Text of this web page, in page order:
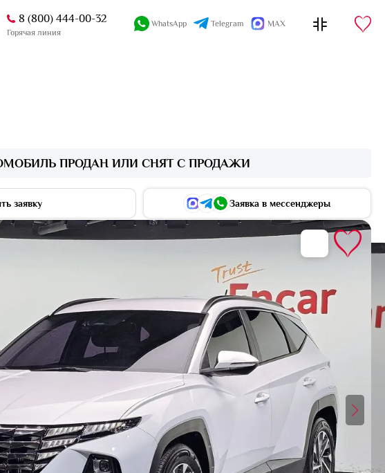
8 (800) 444-00-32
Горячая линия
WhatsApp Telegram MAX
ПРОДАН ИЛИ СНЯТ С ПРОДАЖИ
заявку Заявка в мессенджеры